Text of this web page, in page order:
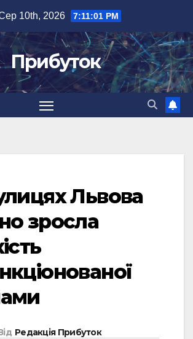
10th, 2026 7:11:01 PM
Прибуток
Львова
зросла
Редакція Прибуток